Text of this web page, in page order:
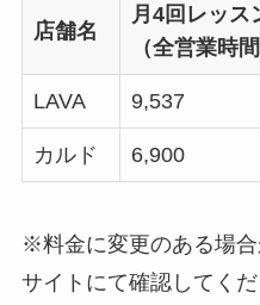
店舗名
月4回レッス
（全営業時間
LAVA 9,537
カルド 6,900
※料金に変更のある場
サイトにて確認してくだ